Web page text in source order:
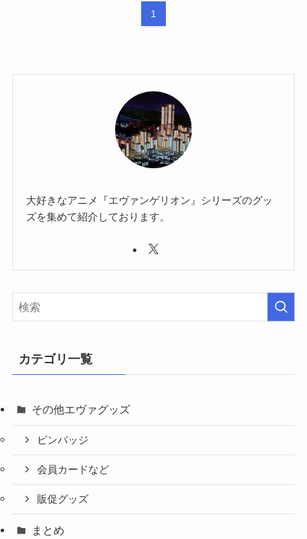
1
大好きなアニメ『エヴァンゲリオン』シリーズのグッ
ズを集めて紹介しております。
カテゴリ一覧
その他エヴァグッズ
ピンバッジ
会員カードなど
販促グッズ
まとめ